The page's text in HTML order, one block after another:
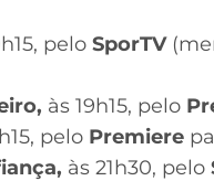
pelo SporTV
às 19h15, pelo
pelo Premiere
às 21h30, pelo